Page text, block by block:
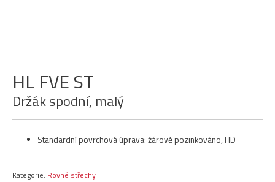
HL FVE ST
Držák spodní, malý
Standardní povrchová úprava: žárově pozinkováno, HD
Kategorie: Rovné střechy